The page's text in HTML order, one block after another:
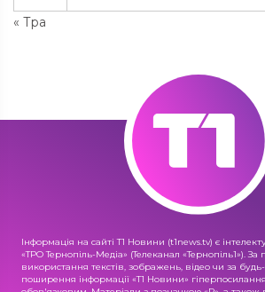
« Тра
Інформація на сайті Т1 Новини (t1news.tv) є
«ТРО Тернопіль-Медіа» (Телеканал «Тернопіль1»).
використання текстів, зображень, відео чи за
поширення інформації «Т1 Новини»